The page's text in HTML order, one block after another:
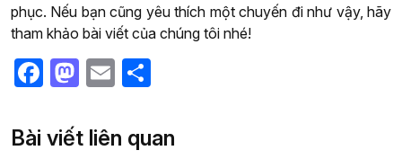
phục. Nếu bạn cũng yêu thích một chuyến đi như vậy, hãy
tham khảo bài viết của chúng tôi nhé!
Facebook
Mastodon
Email
Bài viết liên quan